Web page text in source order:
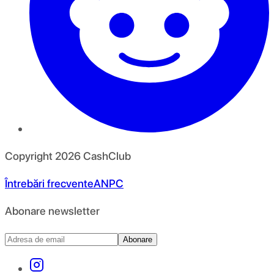
Copyright 2026CashClub
Întrebări frecventeANPC
Abonare newsletter
Abonare